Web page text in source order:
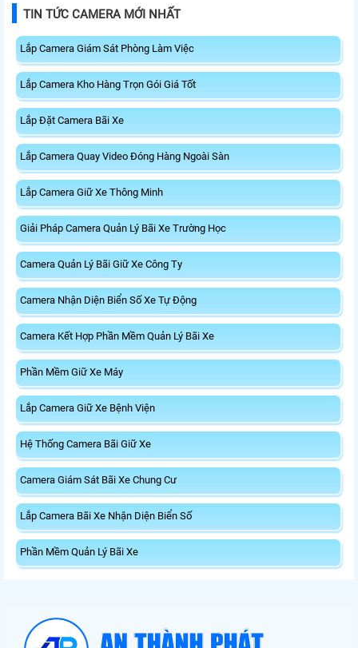
TIN TỨC CAMERA MỚI NHẤT
Lắp Camera Giám Sát Phòng Làm Việc
Lắp Camera Kho Hàng Trọn Gói Giá Tốt
Lắp Đặt Camera Bãi Xe
Lắp Camera Quay Video Đóng Hàng Ngoài Sàn
Lắp Camera Giữ Xe Thông Minh
Giải Pháp Camera Quản Lý Bãi Xe Trường Học
Camera Quản Lý Bãi Giữ Xe Công Ty
Camera Nhận Diện Biển Số Xe Tự Động
Camera Kết Hợp Phần Mềm Quản Lý Bãi Xe
Phần Mềm Giữ Xe Máy
Lắp Camera Giữ Xe Bệnh Viện
Hệ Thống Camera Bãi Giữ Xe
Camera Giám Sát Bãi Xe Chung Cư
Lắp Camera Bãi Xe Nhận Diện Biển Số
Phần Mềm Quản Lý Bãi Xe